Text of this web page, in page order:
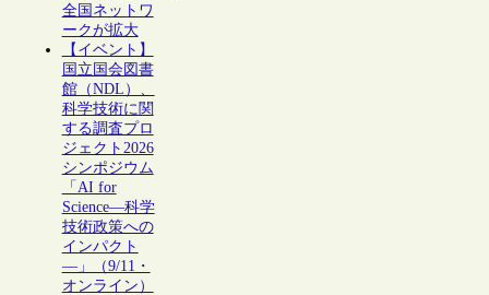
全国ネットワ
ークが拡大
【イベント】
国立国会図書
館（NDL）、
科学技術に関
する調査プロ
ジェクト2026
シンポジウム
「AI for
Science―科学
技術政策への
インパクト
―」（9/11・
オンライン）